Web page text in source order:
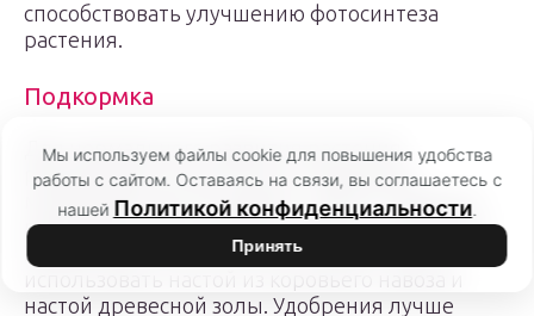
способствовать улучшению фотосинтеза
растения.
Подкормка
Для нормального развития растения
рекомендуется выполнять подкормки
минеральными составами 1 раз в 2 недели в
вегетационный период (с марта по сентябрь).
Удобрение вносится после полива. Можно
настой древесной золы. Удобрения лучше
Мы используем файлы cookie для повышения удобства
работы с сайтом. Оставаясь на связи, вы соглашаетесь с
нашей Политикой конфиденциальности.
Принять